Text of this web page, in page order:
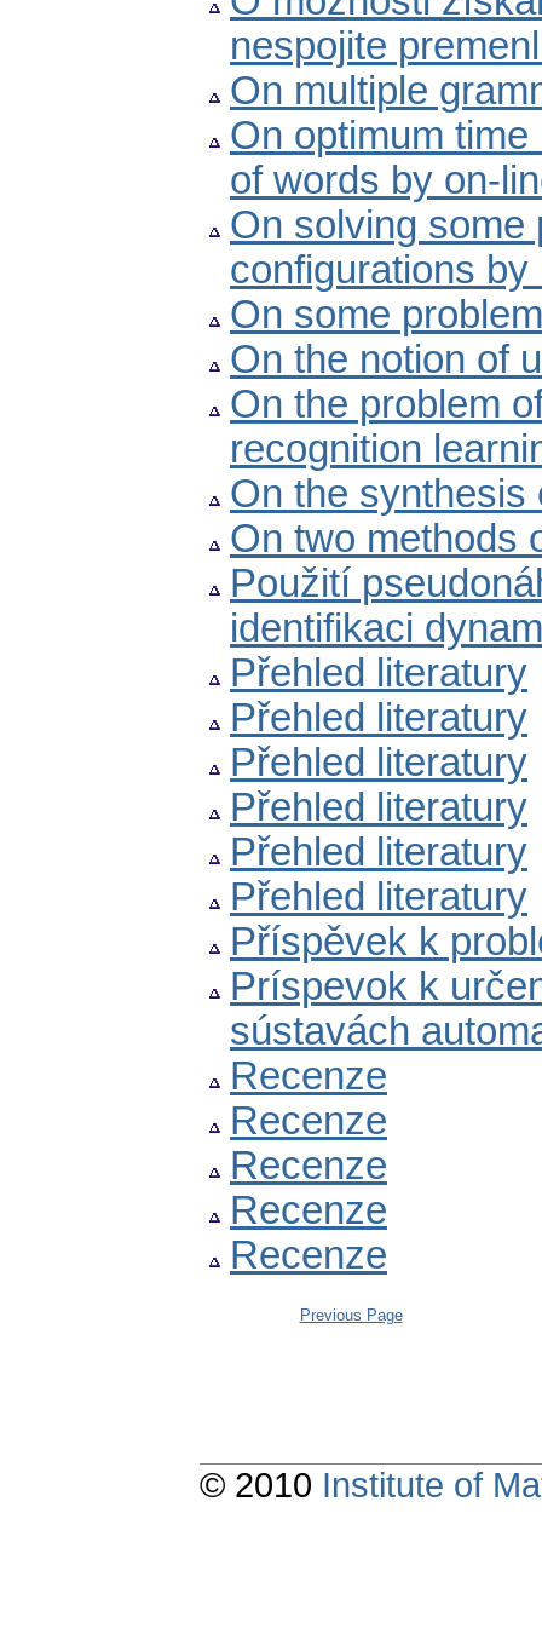
nespojite
On multiple
On optimum
of words by on-
On solving some
configurations by
On some
On the notion of
On the problem
recognition
On the synthesis
On two methods
Použití
identifikaci
Přehled literatury
Přehled literatury
Přehled literatury
Přehled literatury
Přehled literatury
Přehled literatury
Příspěvek k
Príspevok k
sústavách
Recenze
Recenze
Recenze
Recenze
Recenze
Previous Page
© 2010 Institute of